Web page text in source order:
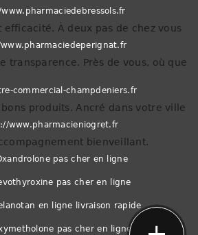
phone
À deux pas de chez vous
transparence. Près de vous, où que
commercial-champdeniers.fr
produits. Ancré dans votre ville
www.pharmacieniogret.fr
bienveillant.
pas cher en ligne
pas cher en ligne
en ligne livraison rapide
pas cher en ligne